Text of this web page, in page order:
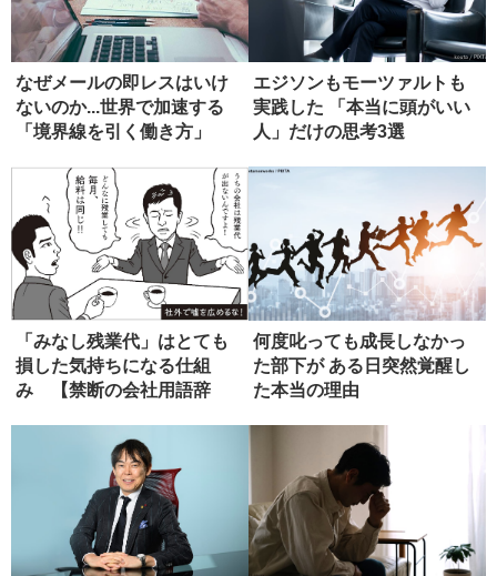
なぜメールの即レスはいけ
ないのか...世界で加速する
「境界線を引く働き方」
エジソンもモーツァルトも
実践した 「本当に頭がいい
人」だけの思考3選
「みなし残業代」はとても
損した気持ちになる仕組
み 【禁断の会社用語辞
何度叱っても成長しなかっ
た部下が ある日突然覚醒し
た本当の理由